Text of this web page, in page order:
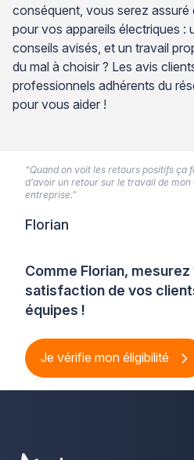
conséquent, vous serez assuré
pour vos appareils électriques :
conseils avisés, et un travail
du mal à choisir ? Les avis
professionnels adhérents du
pour vous aider !
Comme Florian, mesurez
satisfaction de vos
équipes !
Je vérifie mon éligibilité
“Quand on voit les retours positifs ça
d’avoir un retour sur le travail de
entreprise.”
Florian